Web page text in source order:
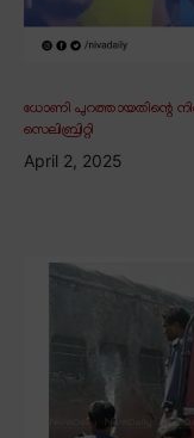
ധോണി പുറത്തായതിന്റെ
സെലിബ്രിറ്റി
April 2, 2025